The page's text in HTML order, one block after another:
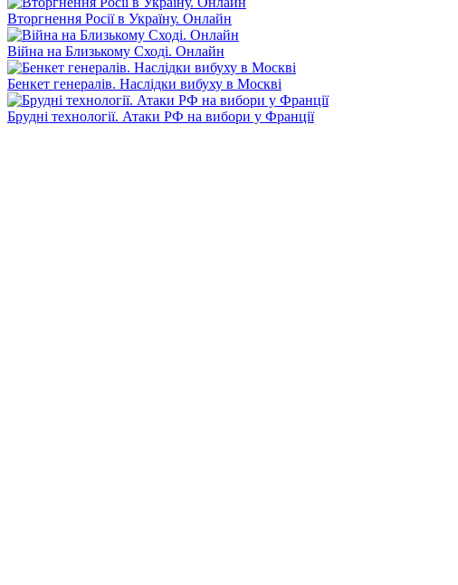
Вторгнення Росії в Україну. Онлайн
Війна на Близькому Сході. Онлайн
Бенкет генералів. Наслідки вибуху в Москві
Брудні технології. Атаки РФ на вибори у Франції